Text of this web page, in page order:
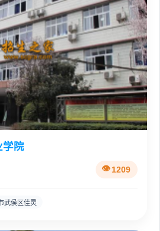
学院
1209
武侯区佳灵